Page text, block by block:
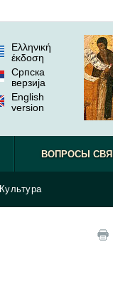
Ελληνική
έκδοση
Српска
верзиjа
English
version
ВОПРОСЫ
Культура